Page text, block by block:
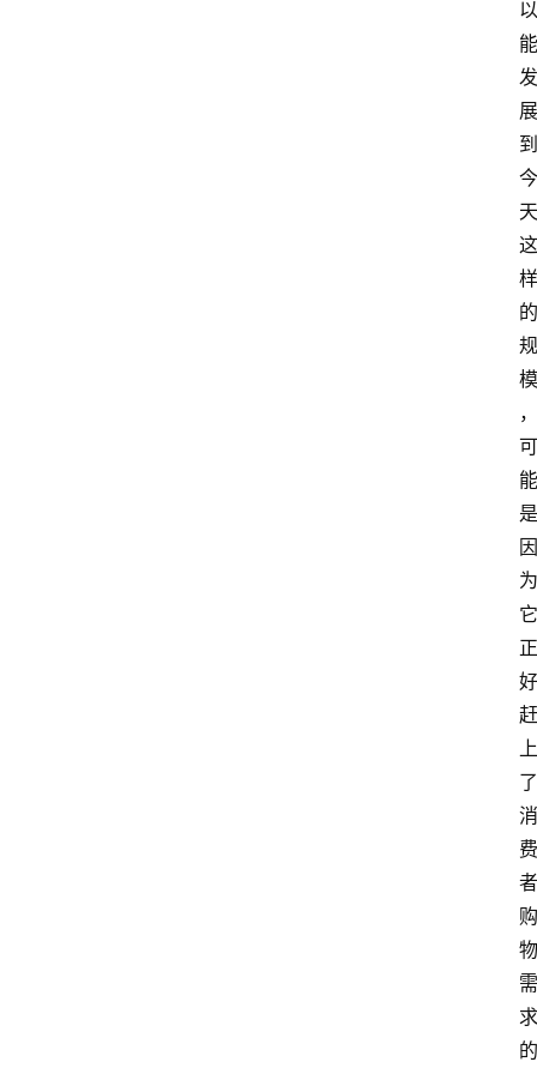
以
能
发
展
到
今
天
这
样
的
规
模
，
可
能
是
因
为
它
正
好
赶
上
了
消
费
者
购
物
需
求
的